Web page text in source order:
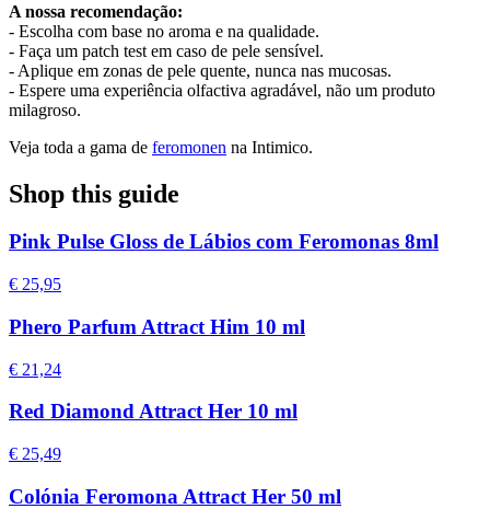
A nossa recomendação:
- Escolha com base no aroma e na qualidade.
- Faça um patch test em caso de pele sensível.
- Aplique em zonas de pele quente, nunca nas mucosas.
- Espere uma experiência olfactiva agradável, não um produto
milagroso.
Veja toda a gama de feromonen na Intimico.
Shop this guide
Pink Pulse Gloss de Lábios com Feromonas 8ml
€ 25,95
Phero Parfum Attract Him 10 ml
€ 21,24
Red Diamond Attract Her 10 ml
€ 25,49
Colónia Feromona Attract Her 50 ml